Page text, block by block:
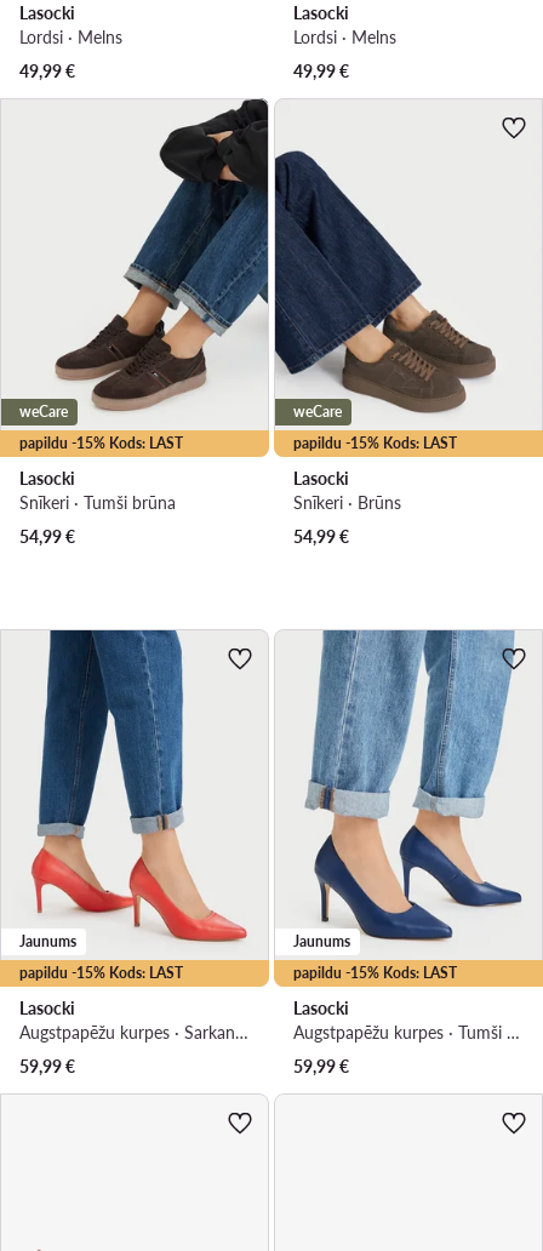
Lasocki
Lordsi · Melns
49,99€
Lasocki
Lordsi · Melns
49,99€
papildu -15% Kods: LAST
weCare
Lasocki
Snīkeri · Tumši brūna
54,99€
papildu -15% Kods: LAST
weCare
Lasocki
Snīkeri · Brūns
54,99€
papildu -15% Kods: LAST
Jaunums
Lasocki
Augstpapēžu kurpes · Sarkans · 8.5 cm
59,99€
papildu -15% Kods: LAST
Jaunums
Lasocki
Augstpapēžu kurpes · Tumši zils · 8.5 cm
59,99€